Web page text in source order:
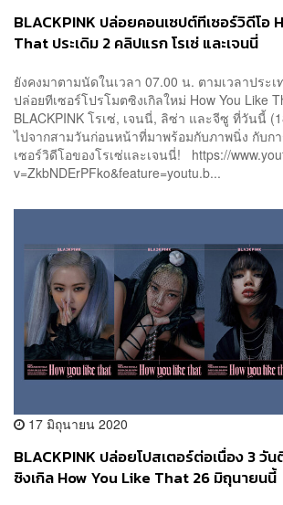
BLACKPINK ปล่อยคอนเซปต์ทีเซอร์วิดีโอ
That ประเดิม 2 คลิปแรก โรเซ่ และเจนนี่
ยังคงมาตามนัดในเวลา 07.00 น. ตามเวลาประ
ปล่อยทีเซอร์โปรโมตซิงเกิลใหม่ How You Like
BLACKPINK โรเซ่, เจนนี่, ลิซ่า และจีซู ที่วันนี้
ไปจากสามวันก่อนหน้าที่มาพร้อมกับภาพนิ่ง กับก
เซอร์วิดีโอของโรเซ่และเจนนี่! https://
v=ZkbNDErPFko&feature=youtu.b...
17 มิถุนายน 2020
BLACKPINK ปล่อยโปสเตอร์ต่อเนื่อง 3 วั
ซิงเกิล How You Like That 26 มิถุนายนนี้